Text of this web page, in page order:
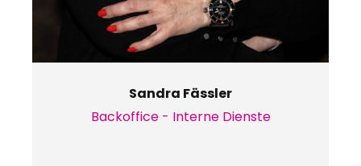
Sandra Fässler
Backoffice - Interne Dienste